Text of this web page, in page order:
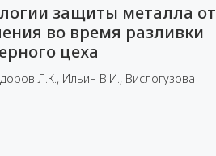
защиты металла от
во время разливки
цеха
Л.К., Ильин В.И., Вислогузова